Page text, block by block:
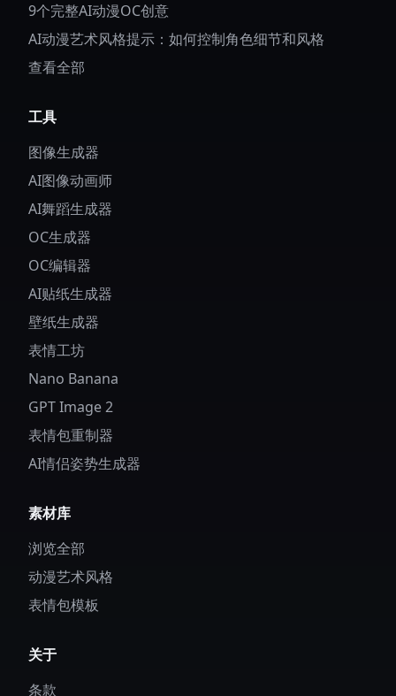
9个完整AI动漫OC创意
AI动漫艺术风格提示：如何控制角色细节和风格
查看全部
工具
图像生成器
AI图像动画师
AI舞蹈生成器
OC生成器
OC编辑器
AI贴纸生成器
壁纸生成器
表情工坊
Nano Banana
GPT Image 2
表情包重制器
AI情侣姿势生成器
素材库
浏览全部
动漫艺术风格
表情包模板
关于
条款